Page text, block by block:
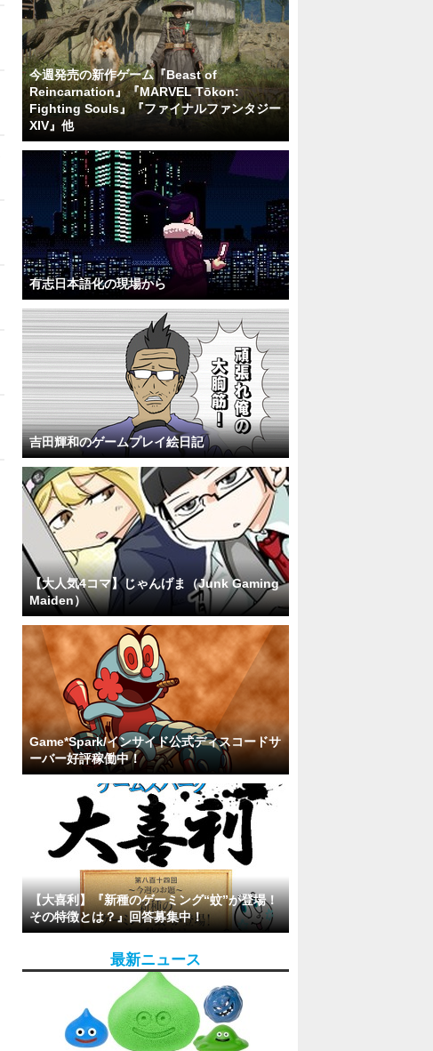
今週発売の新作ゲーム『Beast of
Reincarnation』『MARVEL Tōkon:
Fighting Souls』『ファイナルファンタジー
XIV』他
有志日本語化の現場から
吉田輝和のゲームプレイ絵日記
【大人気4コマ】じゃんげま（Junk Gaming
Maiden）
Game*Spark/インサイド公式ディスコードサ
ーバー好評稼働中！
【大喜利】『新種のゲーミング“蚊”が登場！
その特徴とは？』回答募集中！
最新ニュース